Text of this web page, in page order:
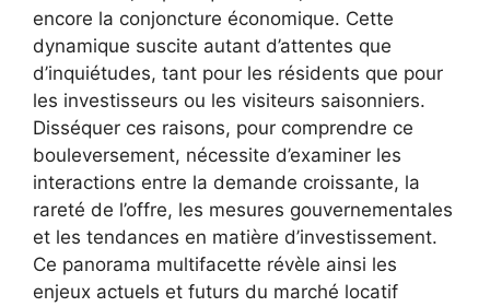
encore la conjoncture économique. Cette
dynamique suscite autant d’attentes que
d’inquiétudes, tant pour les résidents que pour
les investisseurs ou les visiteurs saisonniers.
Disséquer ces raisons, pour comprendre ce
bouleversement, nécessite d’examiner les
interactions entre la demande croissante, la
rareté de l’offre, les mesures gouvernementales
et les tendances en matière d’investissement.
Ce panorama multifacette révèle ainsi les
enjeux actuels et futurs du marché locatif